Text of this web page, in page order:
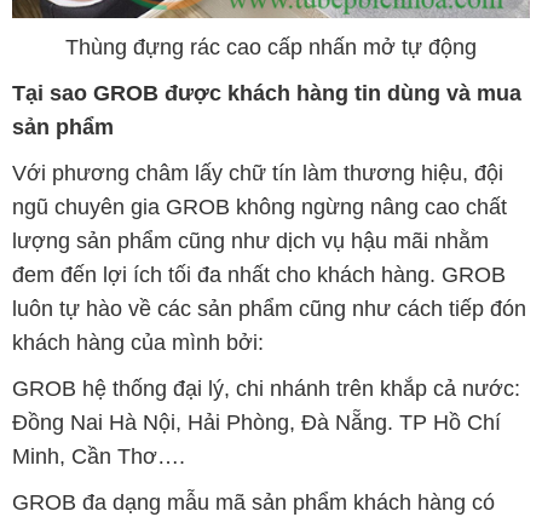
Thùng đựng rác cao cấp nhấn mở tự động
Tại sao GROB được khách hàng tin dùng và mua
sản phẩm
Với phương châm lấy chữ tín làm thương hiệu, đội
ngũ chuyên gia GROB không ngừng nâng cao chất
lượng sản phẩm cũng như dịch vụ hậu mãi nhằm
đem đến lợi ích tối đa nhất cho khách hàng. GROB
luôn tự hào về các sản phẩm cũng như cách tiếp đón
khách hàng của mình bởi:
GROB hệ thống đại lý, chi nhánh trên khắp cả nước:
Đồng Nai Hà Nội, Hải Phòng, Đà Nẵng. TP Hồ Chí
Minh, Cần Thơ….
GROB đa dạng mẫu mã sản phẩm khách hàng có